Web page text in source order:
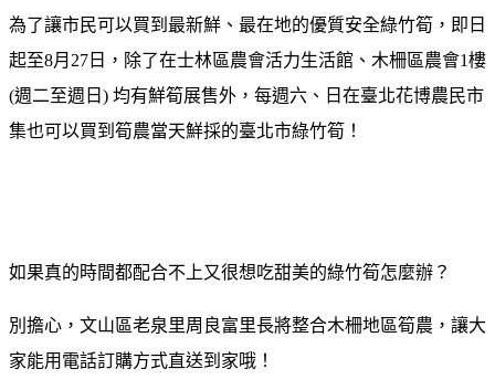
為了讓市民可以買到最新鮮、最在地的優質安全綠竹筍，即日
起至8月27日，除了在士林區農會活力生活館、木柵區農會1樓
(週二至週日) 均有鮮筍展售外，每週六、日在臺北花博農民市
集也可以買到筍農當天鮮採的臺北市綠竹筍！
如果真的時間都配合不上又很想吃甜美的綠竹筍怎麼辦？
別擔心，文山區老泉里周良富里長將整合木柵地區筍農，讓大
家能用電話訂購方式直送到家哦！